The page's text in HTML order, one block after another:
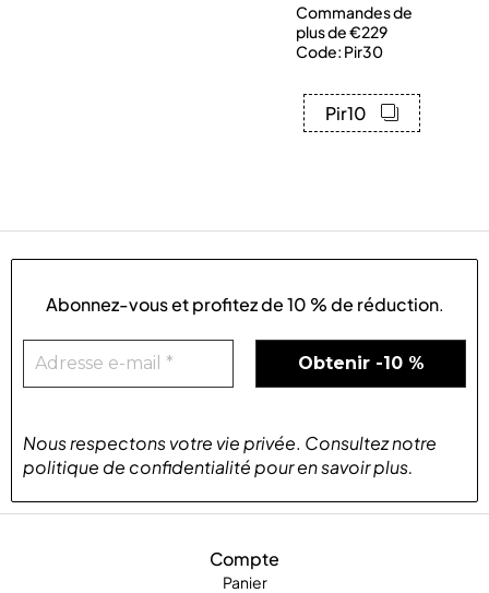
Commandes de
plus de €229
Code: Pir30
Pir10
Compte
Panier
Abonnez-vous et profitez de10 % de réduction.
Nous respectons votre vie privée. Consultez notre
politique de confidentialitépouren savoir plus.